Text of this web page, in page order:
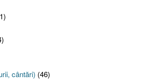
cântări) (46)